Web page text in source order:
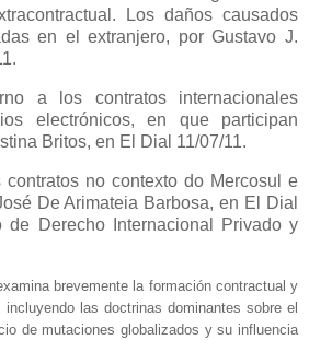
Los daños causados
en el extranjero, por Gustavo J.
a los contratos internacionales
electrónicos, en que participan
Britos, en El Dial 11/07/11.
contratos no contexto do Mercosul e
De Arimateia Barbosa, en El Dial
de Derecho Internacional Privado y
brevemente la formación contractual y
las doctrinas dominantes sobre el
de mutaciones globalizados y su influencia